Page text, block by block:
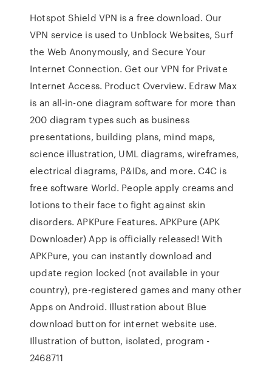
Hotspot Shield VPN is a free download. Our
VPN service is used to Unblock Websites, Surf
the Web Anonymously, and Secure Your
Internet Connection. Get our VPN for Private
Internet Access. Product Overview. Edraw Max
is an all-in-one diagram software for more than
200 diagram types such as business
presentations, building plans, mind maps,
science illustration, UML diagrams, wireframes,
electrical diagrams, P&IDs, and more. C4C is
free software World. People apply creams and
lotions to their face to fight against skin
disorders. APKPure Features. APKPure (APK
Downloader) App is officially released! With
APKPure, you can instantly download and
update region locked (not available in your
country), pre-registered games and many other
Apps on Android. Illustration about Blue
download button for internet website use.
Illustration of button, isolated, program -
2468711